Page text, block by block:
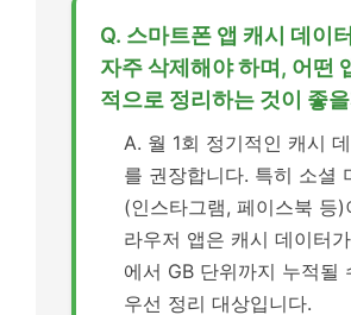
Q. 스마트폰 앱 캐시 데이
자주 삭제해야 하며, 어떤
적으로 정리하는 것이 좋
A. 월 1회 정기적인 캐시
를 권장합니다. 특히 소셜
(인스타그램, 페이스북 등)
라우저 앱은 캐시 데이터
에서 GB 단위까지 누적될
우선 정리 대상입니다.